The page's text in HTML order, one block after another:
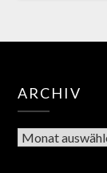
ARCHIV